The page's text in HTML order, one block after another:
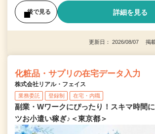
後で見る 詳細を見る
更新日： 2026/08/07 掲
化粧品・サプリの在宅データ入力
株式会社リアル・フェイス
業務委託 登録制 在宅・内職
副業・Wワークにぴったり！スキマ時間
ツお小遣い稼ぎ♪＜東京都＞